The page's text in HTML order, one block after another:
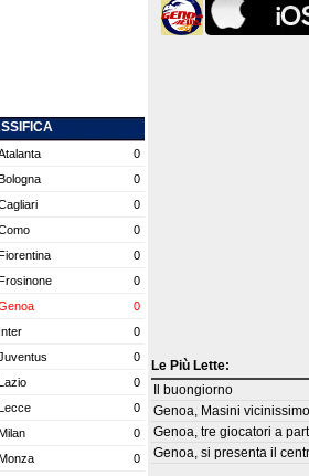
0
Bologna
0
0
0
Fiorentina
0
Frosinone
0
0
Inter
0
0
Lazio
0
Lecce
0
Milan
0
Monza
0
Le Più Lette:
Il buongiorno
Genoa, Masini
Genoa, tre giocatori a
Genoa, si presenta il